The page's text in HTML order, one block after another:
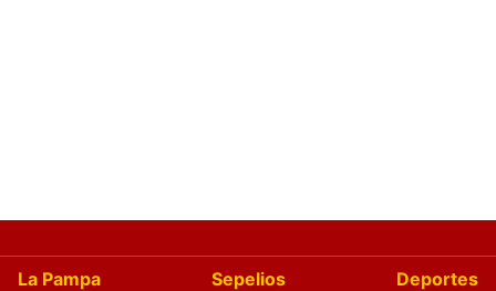
La Pampa Sepelios
Deportes